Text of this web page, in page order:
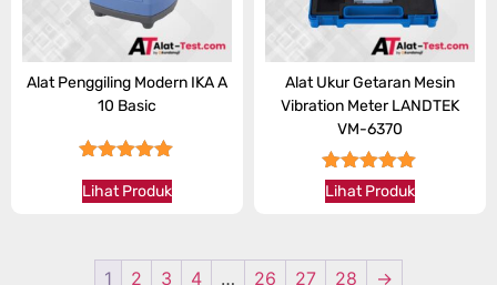
Alat Penggiling Modern IKA A
10 Basic
Lihat Produk
Alat Ukur Getaran Mesin
Vibration Meter LANDTEK
VM-6370
★★★★★
Lihat Produk
1 2 3 4 … 26 27 28 →